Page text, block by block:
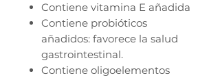
Contiene vitamina E añadida
Contiene probióticos
añadidos: favorece la salud
gastrointestinal.
Contiene oligoelementos